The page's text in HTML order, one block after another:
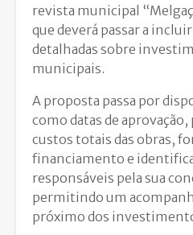
revista municipal
que deverá passar a
detalhadas sobre
municipais.
A proposta passa por
como datas de aprovação,
custos totais das obras,
financiamento e
responsáveis pela sua
permitindo um
próximo dos